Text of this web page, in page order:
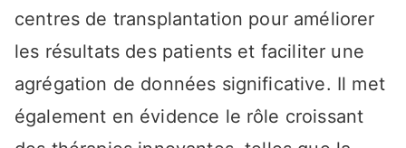
centres de transplantation pour améliorer
les résultats des patients et faciliter une
agrégation de données significative. Il met
également en évidence le rôle croissant